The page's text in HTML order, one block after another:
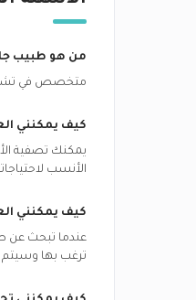
من هو طبيب
متخصص في تشخيص
كيف يمكنني
يمكنك تصفية
الأنسب
كيف يمكنني
عندما تبحث عن
ترغب بها وسيتم